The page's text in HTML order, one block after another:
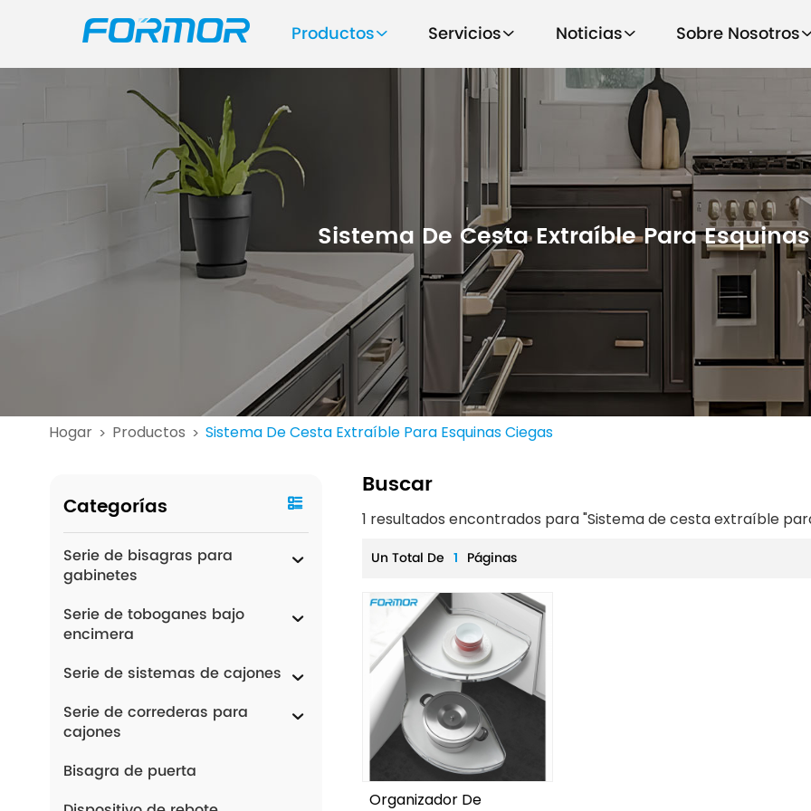
Productos Servicios Noticias Sobre Nosotros
Sistema De Cesta Extraíble Para
Hogar > Productos > Sistema De Cesta Extraíble Para Esquinas Ciegas
Categorías
Serie de bisagras para
gabinetes
Serie de toboganes bajo
encimera
Serie de sistemas de cajones
Serie de correderas para
cajones
Bisagra de puerta
Buscar
1 resultados encontrados para "Sistema de cesta extraíble
Un Total De 1 Páginas
Organizador De